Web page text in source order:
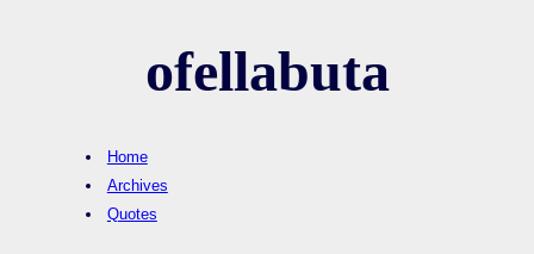
ofellabuta
Home
Archives
Quotes